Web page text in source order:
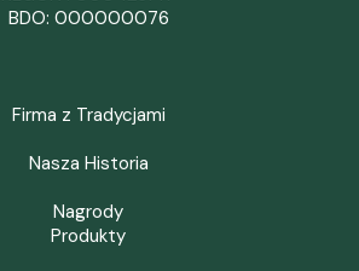
BDO: 000000076
Firma z Tradycjami
Nasza Historia
Nagrody
Produkty